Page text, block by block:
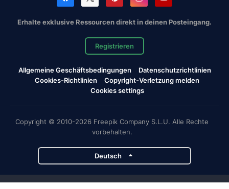
Erhalte exklusive Ressourcen direkt in deinen Posteingang.
Registrieren
Allgemeine Geschäftsbedingungen
Datenschutzrichtlinien
Cookies-Richtlinien
Copyright-Verletzung melden
Cookies settings
Copyright © 2010-2026 Freepik Company S.L.U. Alle Rechte
vorbehalten.
Deutsch